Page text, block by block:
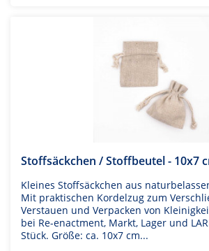
Stoffsäckchen / Stoffbeutel - 10x7
Kleines Stoffsäckchen aus
Mit praktischen Kordelzug zum
Verstauen und Verpacken von
bei Re-enactment, Markt, Lager und
Stück. Größe: ca. 10x7 cm...